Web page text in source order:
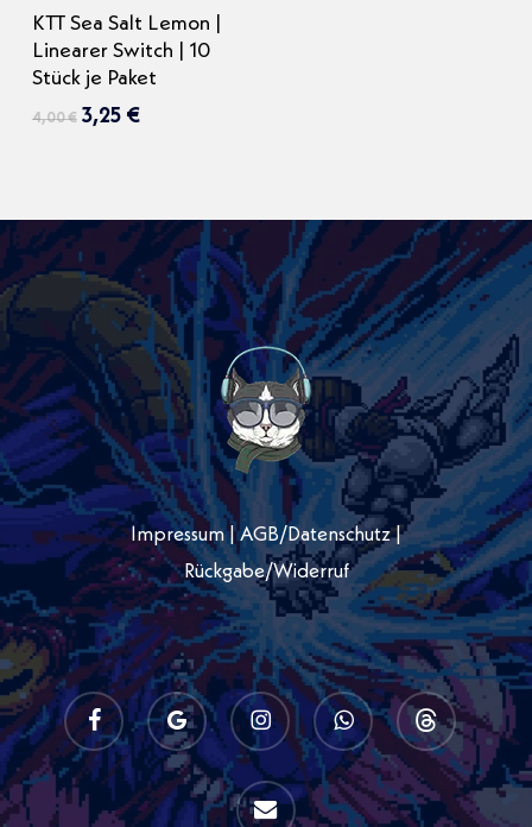
In den Warenkorb
KTT Sea Salt Lemon |
Linearer Switch | 10
Stück je Paket
4,00€ Ursprünglicher
3,25 €Aktueller
Impressum|AGB/Datenschutz|
Rückgabe/Widerruf
facebook
google-
plus
instagram whatsapp threads
email